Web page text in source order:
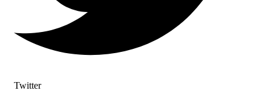
Twitter